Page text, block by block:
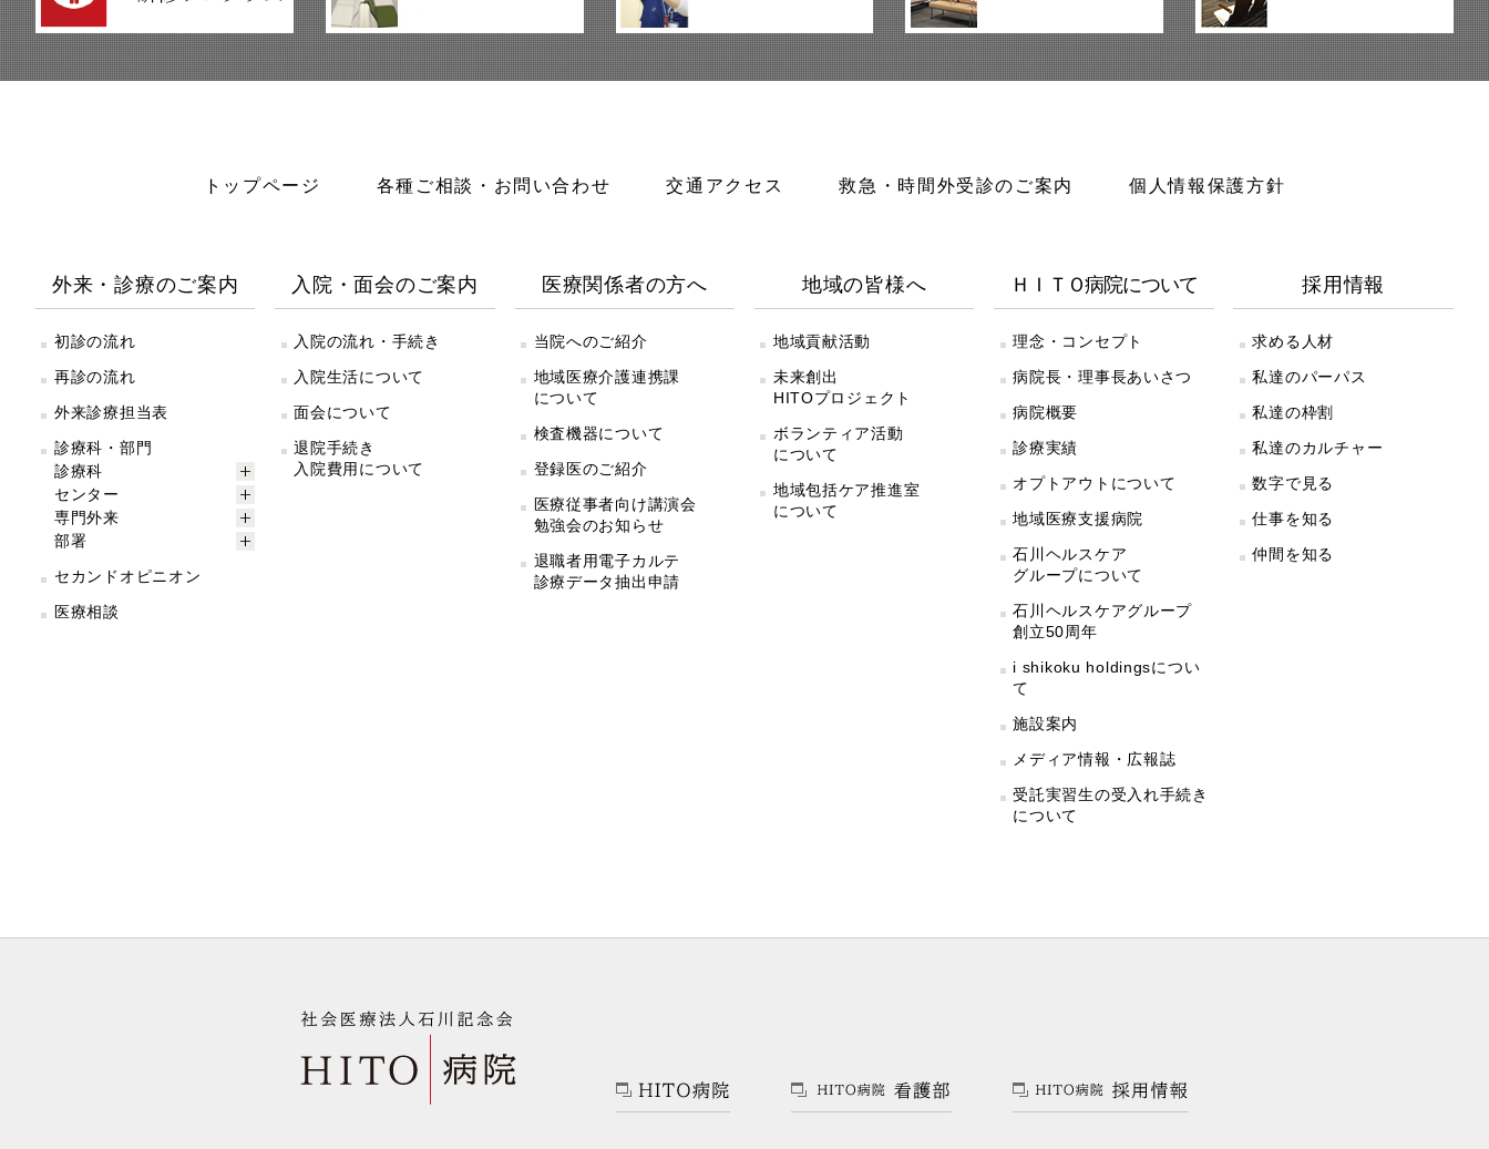
トップページ 各種ご相談・お問い合わせ 交通アクセス 救急・時間外受診のご案内 個人情報保護方針
外来・診療のご案内
初診の流れ
再診の流れ
外来診療担当表
診療科・部門
診療科
センター
専門外来
部署
セカンドオピニオン
医療相談
入院・面会のご案内
入院の流れ・手続き
入院生活について
面会について
退院手続き
入院費用について
医療関係者の方へ
当院へのご紹介
地域医療介護連携課
について
検査機器について
登録医のご紹介
医療従事者向け講演会
勉強会のお知らせ
退職者用電子カルテ
診療データ抽出申請
地域の皆様へ
地域貢献活動
未来創出
HITOプロジェクト
ボランティア活動
について
地域包括ケア推進室
について
ＨＩＴＯ病院について
理念・コンセプト
病院長・理事長あいさつ
病院概要
診療実績
オプトアウトについて
地域医療支援病院
石川ヘルスケア
グループについて
石川ヘルスケアグループ
創立50周年
i shikoku holdingsについ
て
施設案内
メディア情報・広報誌
受託実習生の受入れ手続き
について
採用情報
求める人材
私達のパーパス
私達の枠割
私達のカルチャー
数字で見る
仕事を知る
仲間を知る